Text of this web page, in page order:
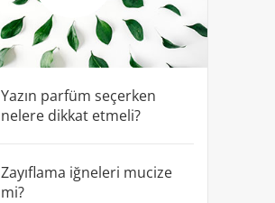
Yazın parfüm seçerken
nelere dikkat etmeli?
Zayıflama iğneleri mucize
mi?